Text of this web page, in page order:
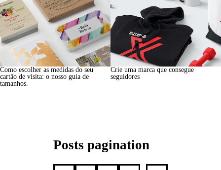
Como escolher as medidas do seu
cartão de visita: o nosso guia de
tamanhos.
Crie uma marca que consegue
seguidores
Posts pagination